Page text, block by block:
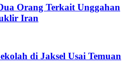
Orang Terkait Unggahan
Iran
di Jaksel Usai Temuan